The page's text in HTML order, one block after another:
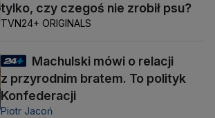
tylko, czy czegoś nie zrobił psu?
TVN24+ ORIGINALS
Machulski mówi o relacji
z przyrodnim bratem. To polityk
Konfederacji
Piotr Jacoń